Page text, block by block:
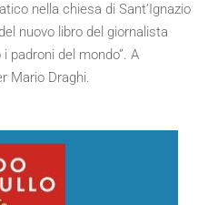
nella chiesa di Sant’Ignazio
nuovo libro del giornalista
padroni del mondo”. A
Mario Draghi.